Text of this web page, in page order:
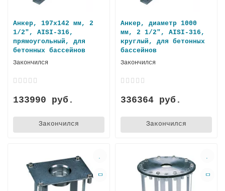
Анкер, 197х142 мм, 2
1/2", AISI-316,
прямоугольный, для
бетонных бассейнов
Закончился
133990 руб.
Закончился
Анкер, диаметр 1000
мм, 2 1/2", AISI-316,
круглый, для бетонных
бассейнов
Закончился
336364 руб.
Закончился